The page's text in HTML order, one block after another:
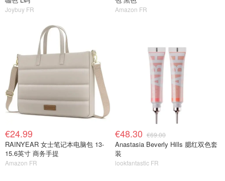
Joybuy FR Amazon FR
€24.99
RAINYEAR 女士笔记本电脑包 13-
15.6英寸 商务手提
Amazon FR
€48.30 €69.00
Anastasia Beverly Hills 腮红双色套
装
lookfantastic FR